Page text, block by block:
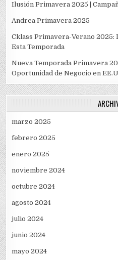
Ilusión Primavera 2025 |
Andrea Primavera 2025
Cklass Primavera-Verano 2025:
Esta Temporada
Nueva Temporada Primavera
Oportunidad de Negocio en
marzo 2025
febrero 2025
enero 2025
noviembre 2024
octubre 2024
agosto 2024
julio 2024
junio 2024
mayo 2024